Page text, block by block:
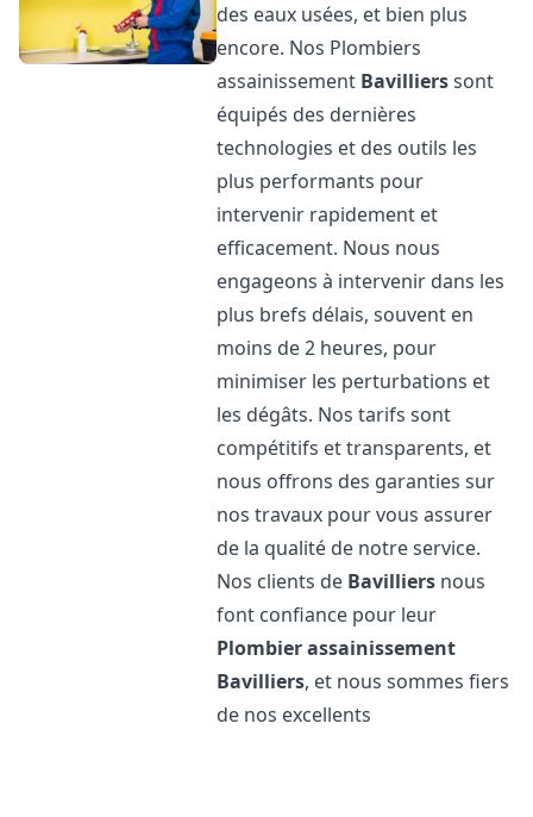
des eaux usées, et bien plus
encore. Nos Plombiers
assainissement Bavillierssont
équipés des dernières
technologies et des outils les
plus performants pour
intervenir rapidement et
efficacement. Nous nous
engageons à intervenir dans les
plus brefs délais, souvent en
moins de 2 heures, pour
minimiser les perturbations et
les dégâts. Nos tarifs sont
compétitifs et transparents, et
nous offrons des garanties sur
nos travaux pour vous assurer
de la qualité de notre service.
Nos clients de Bavilliers nous
font confiance pour leur
Plombier assainissement
Bavilliers, et nous sommes fiers
de nos excellents